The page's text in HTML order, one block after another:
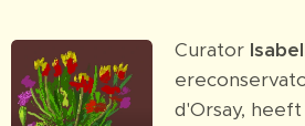
Curator
d'Orsay,